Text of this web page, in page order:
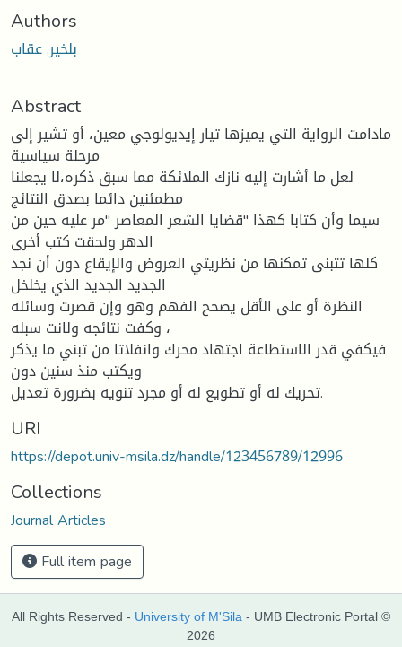
Authors
بلخير, عقاب
Abstract
مادامت الرواية التي يميزها تيار إيديولوجي معين، أو تشير إلى
مرحلة سياسية
لعل ما أشارت إليه نازك الملائكة مما سبق ذكره،لا يجعلنا
مطمئنين دائما بصدق النتائج
سيما وأن كتابا كهذا "قضايا الشعر المعاصر "مر عليه حين من
الدهر ولحقت كتب أخرى
كلها تتبنى تمكنها من نظريتي العروض والإيقاع دون أن نجد
الجديد الجديد الذي يخلخل
النظرة أو على الأقل يصحح الفهم وهو وإن قصرت وسائله
وكفت نتائجه ولانت سبله ،
فيكفي قدر الاستطاعة اجتهاد محرك وانفلاتا من تبني ما يذكر
ويكتب منذ سنين دون
تحريك له أو تطويع له أو مجرد تنويه بضرورة تعديل.
URI
https://depot.univ-msila.dz/handle/123456789/12996
Collections
Journal Articles
Full item page
All Rights Reserved - University of M'Sila - UMB Electronic Portal ©
2026